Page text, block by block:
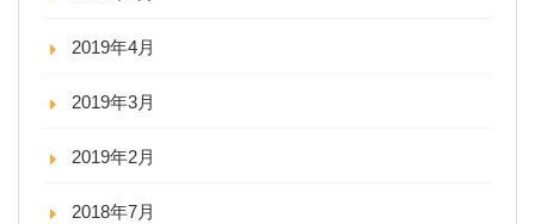
2019年4月
2019年3月
2019年2月
2018年7月